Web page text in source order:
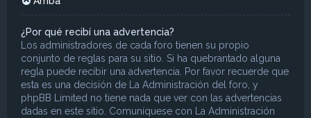
¿Por qué recibí una advertencia?
Los administradores de cada foro tienen su propio
conjunto de reglas para su sitio. Si ha quebrantado alguna
regla puede recibir una advertencia. Por favor recuerde que
esta es una decisión de La Administración del foro, y
phpBB Limited no tiene nada que ver con las advertencias
dadas en este sitio. Comuníquese con La Administración